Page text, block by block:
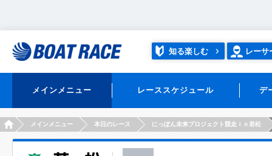
知る楽しむ レーサ
メインメニュー レーススケジュール デ
HOMEメインメニュー 本日のレース にっぽん未来プロジェクト競走ｉｎ若松